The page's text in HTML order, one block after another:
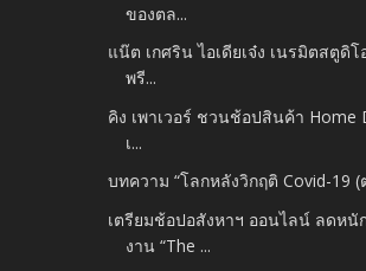
ของตล...
แน๊ต เกศริน ไอเดียเจ๋ง เนรมิตสตูดิ
พรี...
คิง เพาเวอร์ ชวนช้อปสินค้า Home
เ...
บทความ “โลกหลังวิกฤติ Covid-19 (
เตรียมช้อปอสังหาฯ ออนไลน์ ลดหนั
งาน “The ...